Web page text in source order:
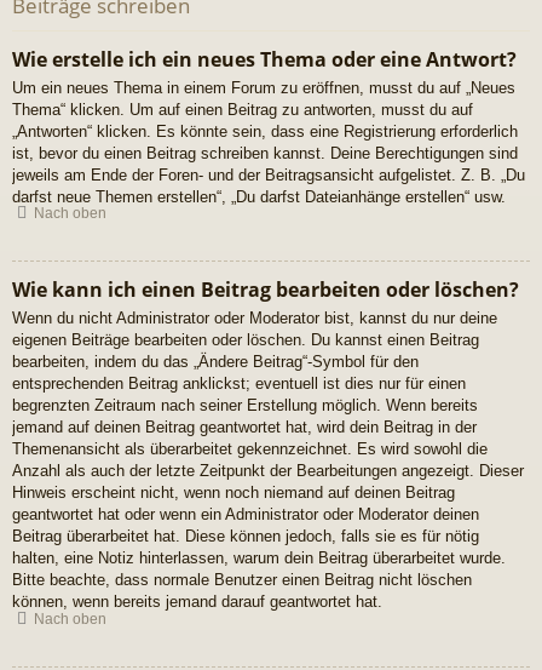
Beiträge schreiben
Wie erstelle ich ein neues Thema oder eine Antwort?
Um ein neues Thema in einem Forum zu eröffnen, musst du auf „Neues
Thema“ klicken. Um auf einen Beitrag zu antworten, musst du auf
„Antworten“ klicken. Es könnte sein, dass eine Registrierung erforderlich
ist, bevor du einen Beitrag schreiben kannst. Deine Berechtigungen sind
jeweils am Ende der Foren- und der Beitragsansicht aufgelistet. Z. B. „Du
darfst neue Themen erstellen“, „Du darfst Dateianhänge erstellen“ usw.
Nach oben
Wie kann ich einen Beitrag bearbeiten oder löschen?
Wenn du nicht Administrator oder Moderator bist, kannst du nur deine
eigenen Beiträge bearbeiten oder löschen. Du kannst einen Beitrag
bearbeiten, indem du das „Ändere Beitrag“-Symbol für den
entsprechenden Beitrag anklickst; eventuell ist dies nur für einen
begrenzten Zeitraum nach seiner Erstellung möglich. Wenn bereits
jemand auf deinen Beitrag geantwortet hat, wird dein Beitrag in der
Themenansicht als überarbeitet gekennzeichnet. Es wird sowohl die
Anzahl als auch der letzte Zeitpunkt der Bearbeitungen angezeigt. Dieser
Hinweis erscheint nicht, wenn noch niemand auf deinen Beitrag
geantwortet hat oder wenn ein Administrator oder Moderator deinen
Beitrag überarbeitet hat. Diese können jedoch, falls sie es für nötig
halten, eine Notiz hinterlassen, warum dein Beitrag überarbeitet wurde.
Bitte beachte, dass normale Benutzer einen Beitrag nicht löschen
können, wenn bereits jemand darauf geantwortet hat.
Nach oben